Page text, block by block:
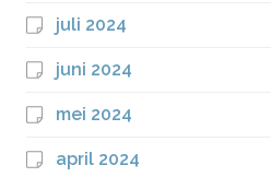
juli 2024
juni 2024
mei 2024
april 2024